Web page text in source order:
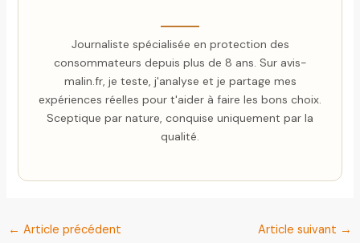
Journaliste spécialisée en protection des
consommateurs depuis plus de 8 ans. Sur avis-
malin.fr, je teste, j'analyse et je partage mes
expériences réelles pour t'aider à faire les bons choix.
Sceptique par nature, conquise uniquement par la
qualité.
← Article précédent Article suivant →